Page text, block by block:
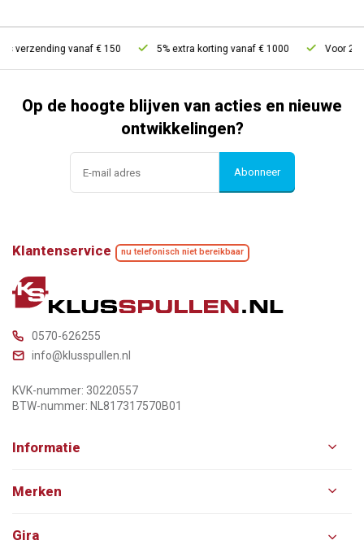
verzending vanaf € 150 5% extra korting vanaf € 1000 Voor 21u
Op de hoogte blijven van acties en nieuwe
ontwikkelingen?
Abonneer
Klantenservice nu telefonisch niet bereikbaar
0570-626255
info@klusspullen.nl
KVK-nummer: 30220557
BTW-nummer: NL817317570B01
Informatie
Merken
Gira